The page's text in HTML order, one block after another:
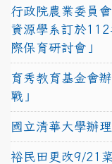
行政院農業委員
資源學系訂於
際保育研討會」
育秀教育基金會
戰」
國立清華大學辦
裕民田更改9/21